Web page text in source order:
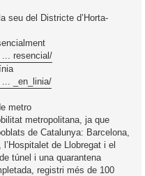
seu del Districte d’Horta-
resencial/
_en_linia/
metro
metropolitana, ja que
de Catalunya: Barcelona,
de Llobregat i el
túnel i una quarantena
registri més de 100